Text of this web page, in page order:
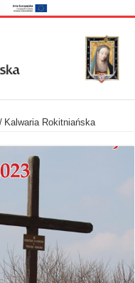
/ Kalwaria Rokitniańska